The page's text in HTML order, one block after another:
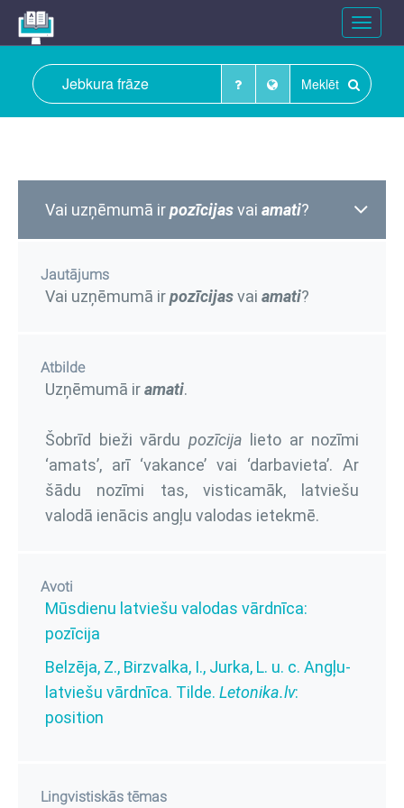
Toggle
Meklēt
Vai uzņēmumā irpozīcijasvai amati?
Jautājums
Vai uzņēmumā irpozīcijasvai amati?
Atbilde
Uzņēmumā iramati.
Šobrīd bieži vārdu pozīcija lieto ar nozīmi
‘amats’, arī ‘vakance’ vai ‘darbavieta’. Ar
šādu nozīmi tas, visticamāk, latviešu
valodā ienācis angļu valodas ietekmē.
Avoti
Mūsdienu latviešu valodas vārdnīca:
pozīcija
Belzēja, Z., Birzvalka, I., Jurka, L. u. c. Angļu-
latviešu vārdnīca. Tilde. Letonika.lv:
position
Lingvistiskās tēmas